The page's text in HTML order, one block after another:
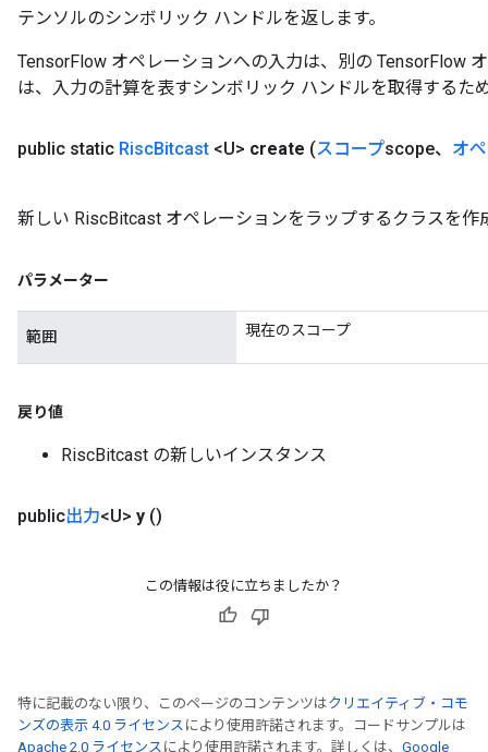
テンソルのシンボリック ハンドルを返します。
TensorFlow オペレーションへの入力は、別の TensorFlow
は、入力の計算を表すシンボリック ハンドルを取得するた
public static RiscBitcast <U> create (スコープscope、 オ
新しい RiscBitcast オペレーションをラップするクラスを
パラメーター
範囲 現在のスコープ
戻り値
RiscBitcast の新しいインスタンス
public出力<U> y ()
この情報は役に立ちましたか？
特に記載のない限り、このページのコンテンツはクリエイティブ・コモ
ンズの表示 4.0 ライセンス により使用許諾されます。コードサンプルは
Apache 2.0 ライセンス により使用許諾されます。詳しくは、 Google